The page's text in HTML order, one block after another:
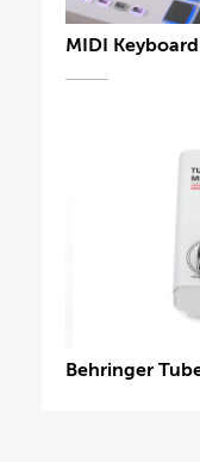
MIDI
Behringer